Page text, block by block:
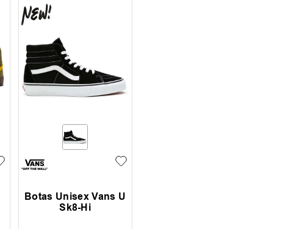
Botas Unisex Vans U
Sk8-Hi